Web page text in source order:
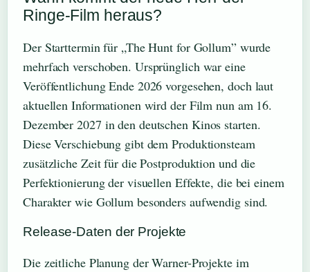
Ringe-Film heraus?
Der Starttermin für „The Hunt for Gollum” wurde
mehrfach verschoben. Ursprünglich war eine
Veröffentlichung Ende 2026 vorgesehen, doch laut
aktuellen Informationen wird der Film nun am 16.
Dezember 2027 in den deutschen Kinos starten.
Diese Verschiebung gibt dem Produktionsteam
zusätzliche Zeit für die Postproduktion und die
Perfektionierung der visuellen Effekte, die bei einem
Charakter wie Gollum besonders aufwendig sind.
Release-Daten der Projekte
Die zeitliche Planung der Warner-Projekte im